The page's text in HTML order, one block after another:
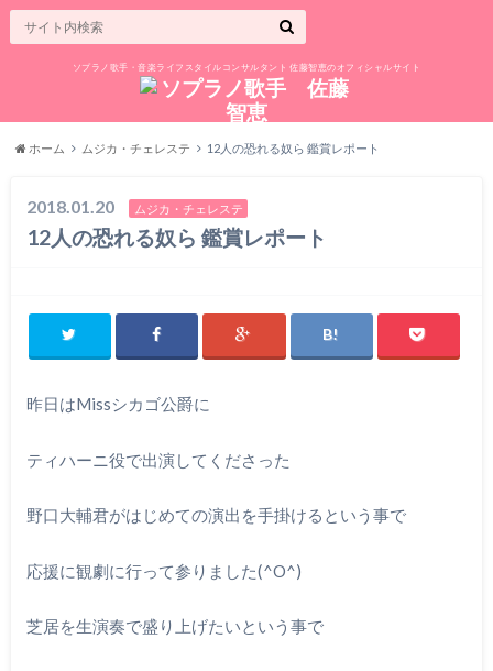
ソプラノ歌手・音楽ライフスタイルコンサルタント 佐藤智恵のオフィシャルサイト
ホーム ムジカ・チェレステ 12人の恐れる奴ら 鑑賞レポート
2018.01.20 ムジカ・チェレステ
12人の恐れる奴ら 鑑賞レポート
昨日はMissシカゴ公爵に
ティハーニ役で出演してくださった
野口大輔君がはじめての演出を手掛けるという事で
応援に観劇に行って参りました(^O^)
芝居を生演奏で盛り上げたいという事で